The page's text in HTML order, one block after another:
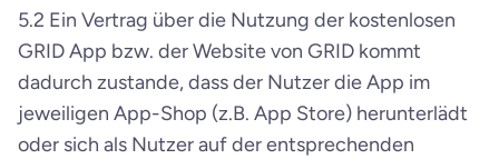
5.2 Ein Vertrag über die Nutzung der kostenlosen
GRID App bzw. der Website von GRID kommt
dadurch zustande, dass der Nutzer die App im
jeweiligen App-Shop (z.B. App Store) herunterlädt
oder sich als Nutzer auf der entsprechenden